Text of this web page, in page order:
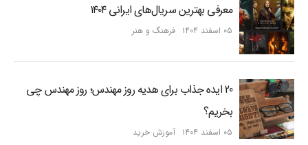
معرفی بهترین سریال‌های ایرانی ۱۴۰۴
۰۵ اسفند ۱۴۰۴ فرهنگ و هنر
20 ایده جذاب برای هدیه روز مهندس؛ روز مهندس چی
بخریم؟
۰۵ اسفند ۱۴۰۴ آموزش خرید